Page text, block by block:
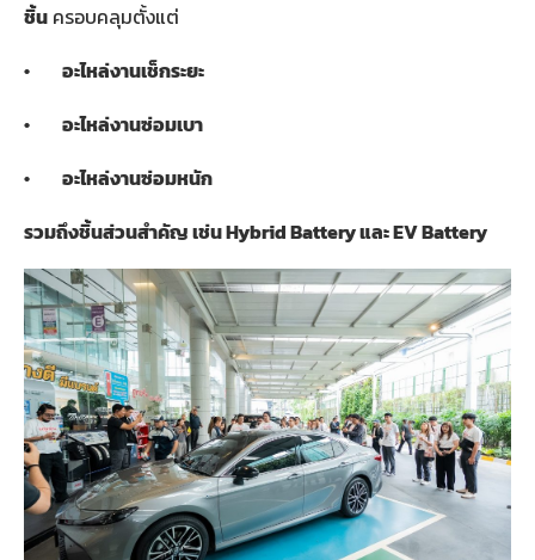
ชิ้น ครอบคลุมตั้งแต่
• อะไหล่งานเช็กระยะ
• อะไหล่งานซ่อมเบา
• อะไหล่งานซ่อมหนัก
รวมถึงชิ้นส่วนสำคัญ เช่นHybrid BatteryและEV Battery